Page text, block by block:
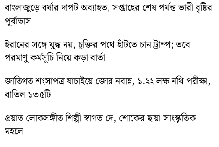
বাংলাজুড়ে বর্ষার দাপট অব্যাহত, সপ্তাহের শেষ পর্যন্ত ভারী বৃষ্টির
পূর্বাভাস
ইরানের সঙ্গে যুদ্ধ নয়, চুক্তির পথে হাঁটতে চান ট্রাম্প; তবে
পরমাণু কর্মসূচি নিয়ে কড়া বার্তা
জাতিগত শংসাপত্র যাচাইয়ে জোর নবান্ন, ১.২২ লক্ষ নথি পরীক্ষা,
বাতিল ১৩৫টি
প্রয়াত লোকসঙ্গীত শিল্পী স্বাগত দে, শোকের ছায়া সাংস্কৃতিক
মহলে